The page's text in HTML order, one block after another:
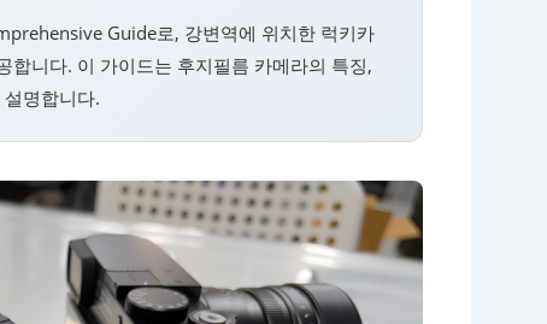
Guide로, 강변역에 위치한 럭키카
합니다. 이 가이드는 후지필름 카메라의 특징,
명합니다.